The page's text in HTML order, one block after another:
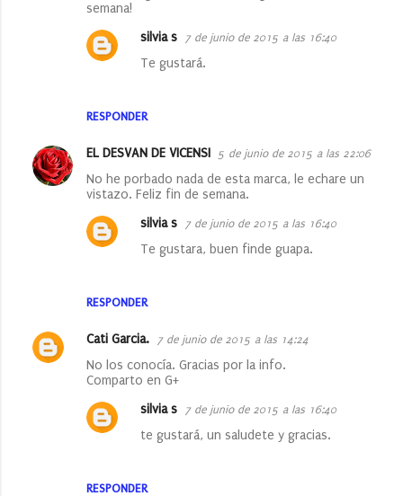
semana!
RESPONDER
silvia s 7 de junio de 2015 a las 16:40
Te gustará.
EL DESVAN DE VICENSI 5 de junio de 2015 a las 22:06
No he porbado nada de esta marca, le echare un
vistazo. Feliz fin de semana.
RESPONDER
silvia s 7 de junio de 2015 a las 16:40
Te gustara, buen finde guapa.
Cati Garcia. 7 de junio de 2015 a las 14:24
No los conocía. Gracias por la info.
Comparto en G+
RESPONDER
silvia s 7 de junio de 2015 a las 16:40
te gustará, un saludete y gracias.